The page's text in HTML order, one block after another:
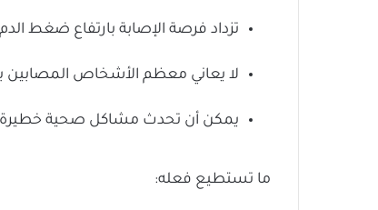
تزداد فرصة الإصابة بارتفاع ضغط
لا يعاني معظم الأشخاص المصابين
يمكن أن تحدث مشاكل صحية خطيرة
ما تستطيع فعله: